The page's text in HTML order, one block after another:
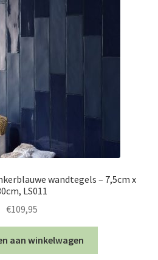
wandtegels – 7,5cm x
LS011
€109,95
aan winkelwagen